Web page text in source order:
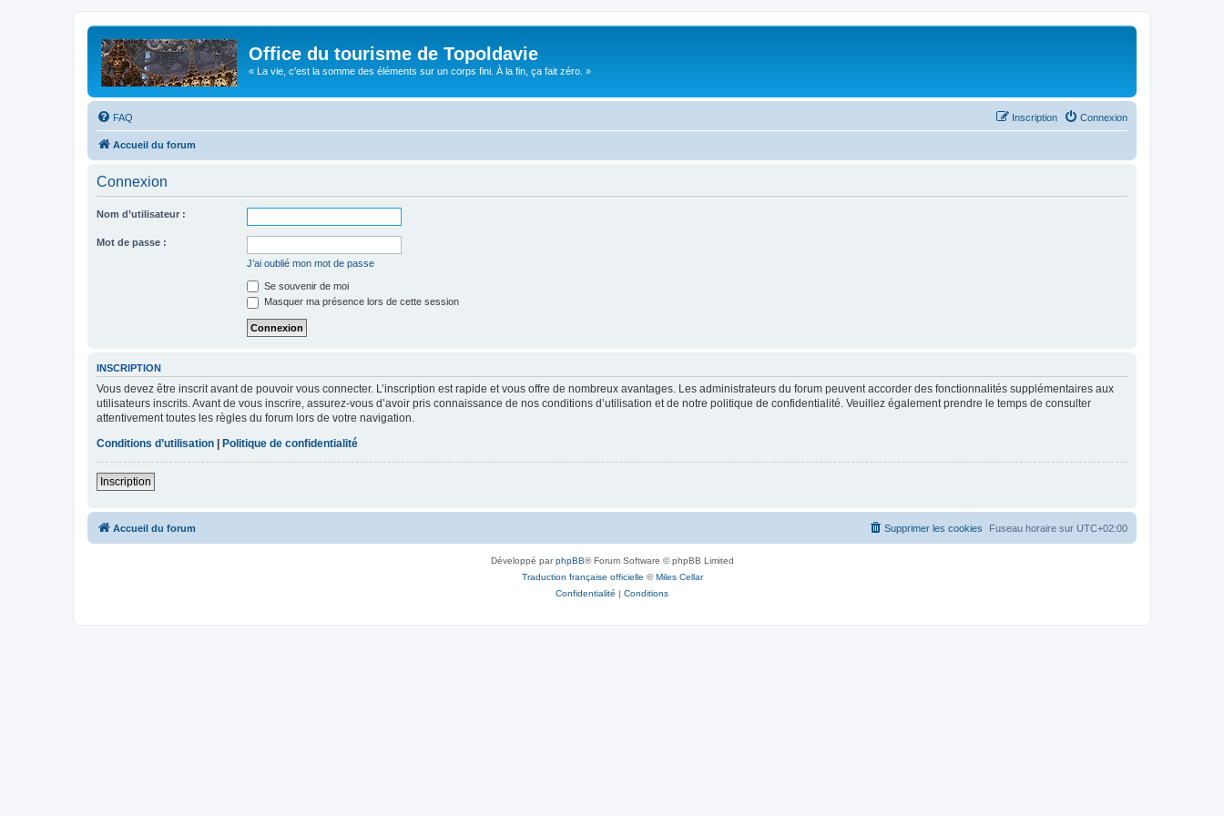
Office du tourisme de Topoldavie
« La vie, c'est la somme des éléments sur un corps fini. À la fin, ça fait zéro. »
FAQ Connexion
Inscription
Accueil du forum
Connexion
Nom d’utilisateur :
Mot de passe :
J’ai oublié mon mot de passe
Se souvenir de moi
Masquer ma présence lors de cette session
INSCRIPTION
Vous devez être inscrit avant de pouvoir vous connecter. L’inscription est rapide et vous offre de nombreux avantages. Les administrateurs du forum peuvent accorder des fonctionnalités supplémentaires aux
utilisateurs inscrits. Avant de vous inscrire, assurez-vous d’avoir pris connaissance de nos conditions d’utilisation et de notre politique de confidentialité. Veuillez également prendre le temps de consulter
attentivement toutes les règles du forum lors de votre navigation.
Conditions d’utilisation
Politique de confidentialité
Inscription
Accueil du forum Fuseau horaire sur UTC+02:00
Supprimer les cookies
Développé parphpBB® Forum Software © phpBB Limited
Traduction française officielle ©Miles Cellar
Confidentialité | Conditions